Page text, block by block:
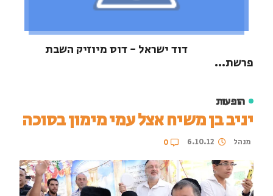
דוד ישראל - דוס מיוזיק השבת
פרשת...
הופעות
יניב בן משיח אצל עמי מימון בסוכה
מנהל 6.10.12
0